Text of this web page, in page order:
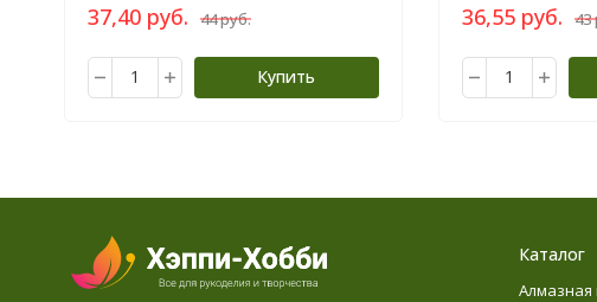
37,40 руб. 44 руб.
Купить
36,55 руб. 43
Каталог
Алмазная